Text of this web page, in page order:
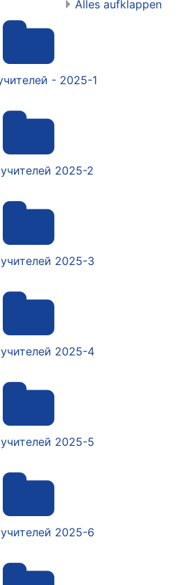
Alles aufklappen
- 2025-1
2025-2
2025-3
2025-4
2025-5
2025-6